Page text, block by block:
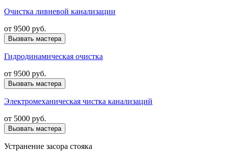
Очистка ливневой канализации
от 9500 руб.
Вызвать мастера
Гидродинамическая очистка
от 9500 руб.
Вызвать мастера
Электромеханическая чистка канализаций
от 5000 руб.
Вызвать мастера
Устранение засора стояка